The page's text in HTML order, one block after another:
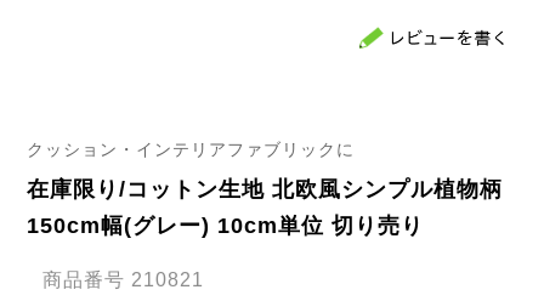
クッション・インテリアファブリックに
在庫限り/コットン生地 北欧風シンプル植物柄
150cm幅(グレー) 10cm単位 切り売り
商品番号 210821